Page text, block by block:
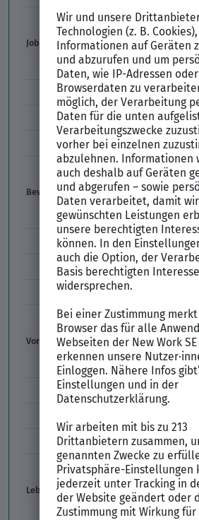
Der XING Bewerbungsratgeber
Job & Karriere
Arbeitsvertrag
Codes im Arbeitszeugnis
Kündigung
Einstiegsgehalt
Gehaltswunsch
Bewerbung
E-Mail-Bewerbung
Anlagen und Zeugnisse
Initiativbewerbung
Interne Bewerbung
Empfehlungsschreiben
Vorstellungsgespräch
Vorstellungsgespräch Fragen
Schwächen im Vorstellungsgespräch
Vorbereitung Vorstellungsgespräch
Vorstellungsgespräch per Skype
Lebenslauf
Lebenslauf Aufbau und Inhalt